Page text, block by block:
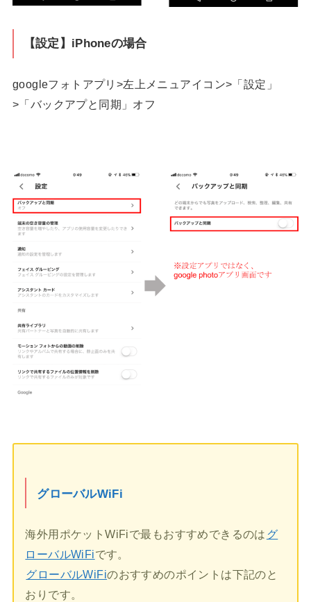
【設定】iPhoneの場合
googleフォトアプリ>左上メニュアイコン>「設定」
>「バックアプと同期」オフ
グローバルWiFi
海外用ポケットWiFiで最もおすすめできるのは グ
ローバルWiFiです。
グローバルWiFiのおすすめのポイントは下記のと
おりです。